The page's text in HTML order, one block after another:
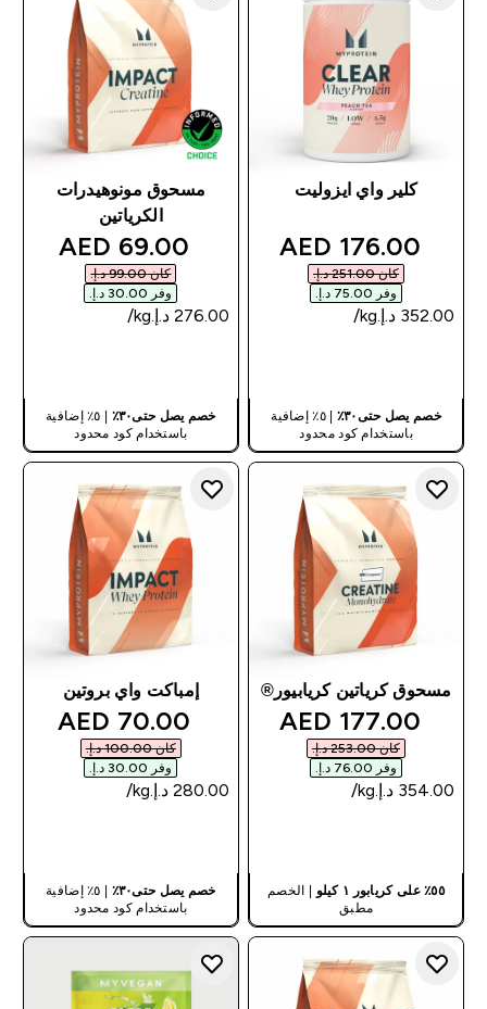
كلير واي ايزوليت
discounted price
176.00 AED‎
كان ‏251.00 د.إ.‏‎
وفر ‏75.00 د.إ.‏‎
خصم يصل حتى٣٠٪
| ٥٪ إضافية
باستخدام كود محدود
مسحوق مونوهيدرات
الكرياتين
price
69.00 AED‎
كان ‏99.00 د.إ.‏‎
وفر ‏30.00 د.إ.‏‎
خصم يصل حتى٣٠٪
| ٥٪ إضافية
باستخدام كود محدود
مسحوق كرياتين كريابيور®
discounted price
177.00 AED‎
كان ‏253.00 د.إ.‏‎
وفر ‏76.00 د.إ.‏‎
٥٥٪ على كريابور ١ كيلو
| الخصم
مطبق
إمباكت واي بروتين
price
70.00 AED‎
كان ‏100.00 د.إ.‏‎
وفر ‏30.00 د.إ.‏‎
خصم يصل حتى٣٠٪
| ٥٪ إضافية
باستخدام كود محدود